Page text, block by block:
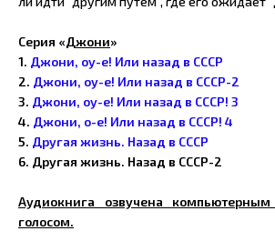
Серия «Джони»
1. Джони, оу-е! Или назад в СССР
2. Джони, оу-е! Или назад в СССР-2
3. Джони, оу-е! Или назад в СССР! 3
4. Джони, о-е! Или назад в СССР! 4
5. Другая жизнь. Назад в СССР
6. Другая жизнь. Назад в СССР-2
Аудиокнига озвучена
голосом.